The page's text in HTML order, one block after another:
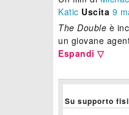
Katic Uscita 9
The Double è
un giovane
Espandi ▽
Su supporto